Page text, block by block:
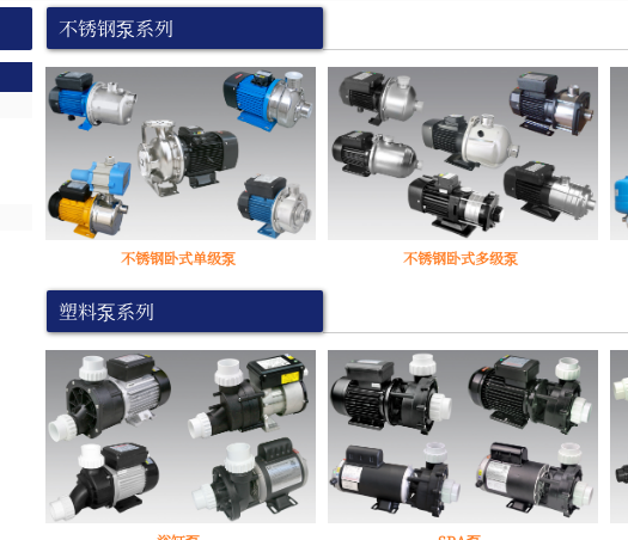
不锈钢泵系列
不锈钢卧式单级泵 不锈钢卧式多级泵
塑料泵系列